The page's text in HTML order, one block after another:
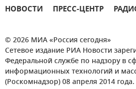
НОВОСТИ ПРЕСС-ЦЕНТР
© 2026 МИА «Россия сегодня»
Сетевое издание РИА Новости
Федеральной службе по надзору в
информационных технологий и
(Роскомнадзор) 08 апреля 2014 года.